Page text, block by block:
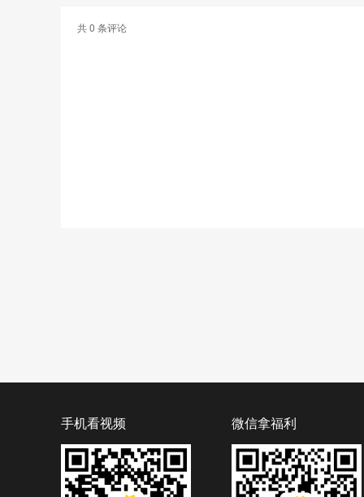
共0 条评论
手机看视频 微信拿福利